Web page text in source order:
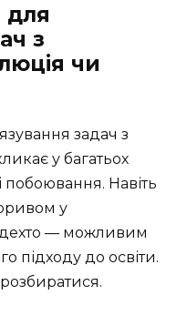
для
з
чи
задач з
у багатьох
побоювання. Навіть
у
дехто — можливим
підходу до освіти.